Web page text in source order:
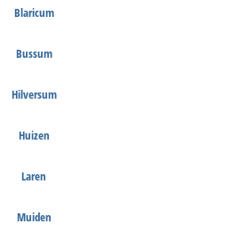
Blaricum
Bussum
Hilversum
Huizen
Laren
Muiden